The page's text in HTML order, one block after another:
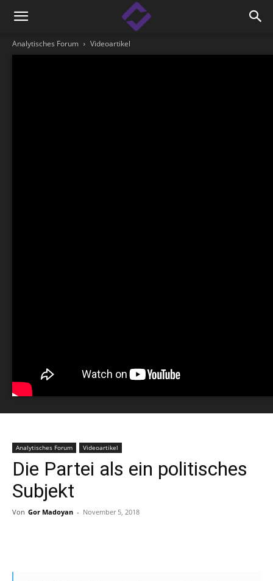
Analytisches Forum Videoartikel
Analytisches Forum Videoartikel
Die Partei als ein politisches
Subjekt
Von Gor Madoyan - November 5, 2018